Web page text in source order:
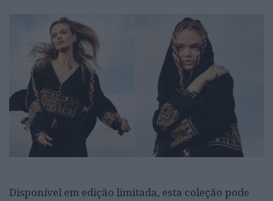
Disponível em edição limitada, esta coleção pode